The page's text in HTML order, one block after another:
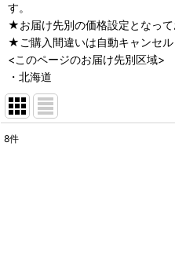
す。
★お届け先別の価格設定となって
★ご購入間違いは自動キャンセル
<このページのお届け先別区域>
・北海道
8件